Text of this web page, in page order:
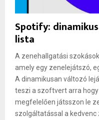
Spotify:
lista
A zenehallgatási
amely egy zenelejátszó,
A dinamikusan változó
teszi a szoftvert arra
megfelelően játsszon le
szolgáltatással a